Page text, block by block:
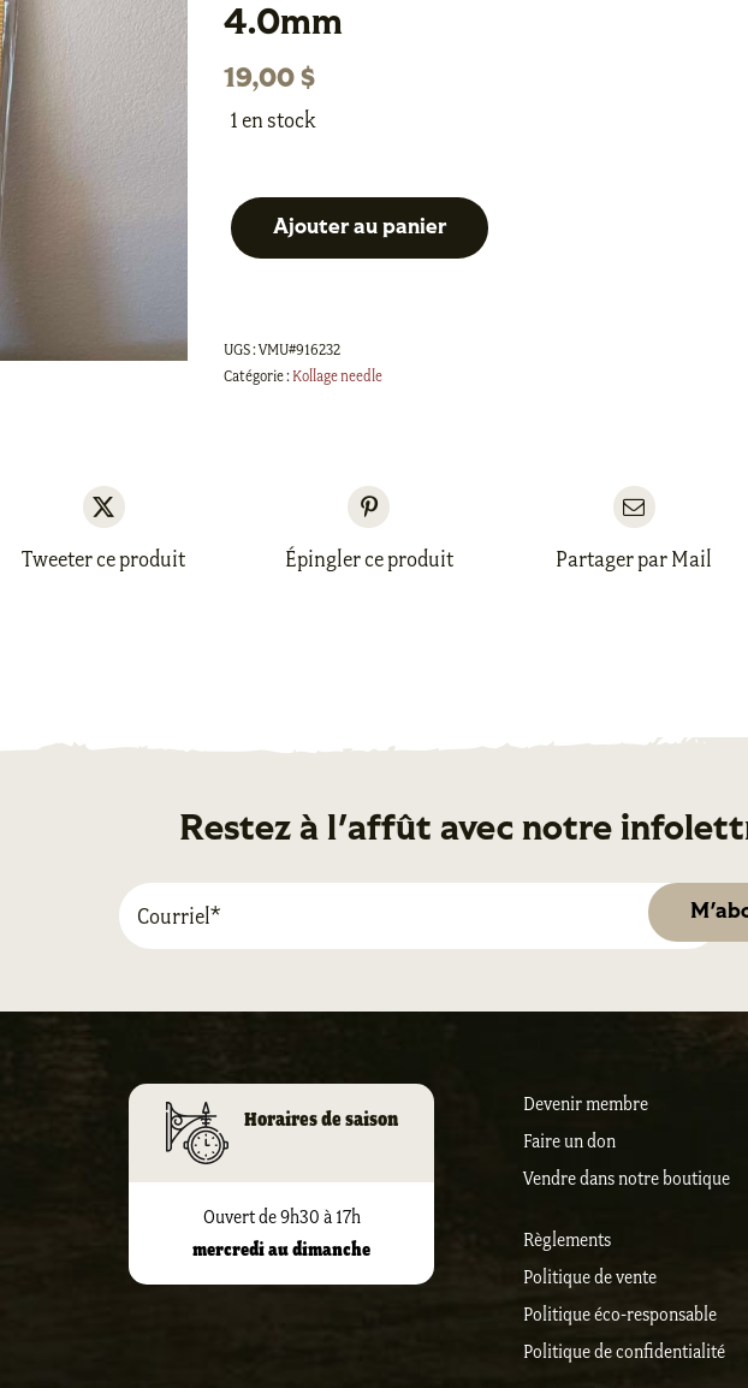
4.0mm
19,00 $
1 en stock
quantité
Hook
Ajouter au panier
UGS :VMU#916232
Catégorie : Kollage needle
Tweeter ce produit Épingler ce produit Partager par Mail
Restez à l'affût avec notre
Horaires de saison
Ouvert de 9h30 à 17h
mercredi au dimanche
Devenir membre
Faire un don
Vendre dans notre boutique
Règlements
Politique de vente
Politique éco-responsable
Politique de confidentialité